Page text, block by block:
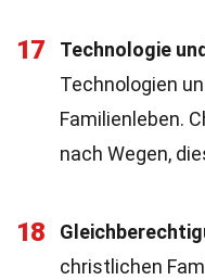
17 Technologie
Technologien
Familienleben.
nach Wegen,
18
christlichen